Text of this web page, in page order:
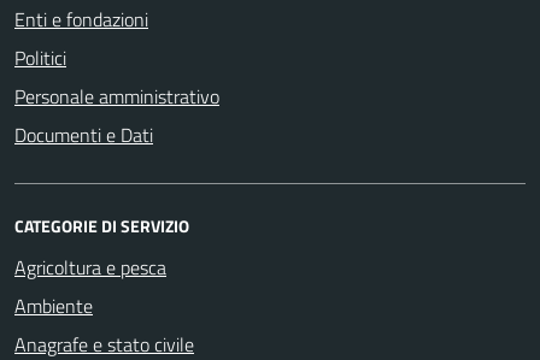
Enti e fondazioni
Politici
Personale amministrativo
Documenti e Dati
CATEGORIE DI SERVIZIO
Agricoltura e pesca
Ambiente
Anagrafe e stato civile